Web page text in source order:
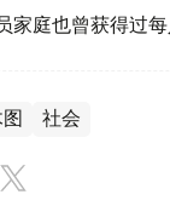
家庭也曾获得过
社会